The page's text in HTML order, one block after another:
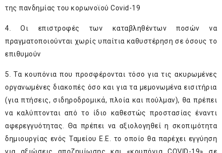
της πανδημίας του κορωνοϊού Covid-19
4. Οι επιστροφές των καταβληθέντων ποσών να
πραγματοποιούνται χωρίς υπαίτια καθυστέρηση σε όσους το
επιθυμούν
5. Τα κουπόνια που προσφέρονται τόσο για τις ακυρωμένες
οργανωμένες διακοπές όσο και για τα μεμονωμένα εισιτήρια
(για πτήσεις, σιδηροδρομικά, πλοία και πούλμαν), θα πρέπει
να καλύπτονται από το ίδιο καθεστώς προστασίας έναντι
αφερεγγυότητας. Θα πρέπει να αξιολογηθεί η σκοπιμότητα
δημιουργίας ενός Ταμείου Ε.Ε. το οποίο θα παρέχει εγγύηση